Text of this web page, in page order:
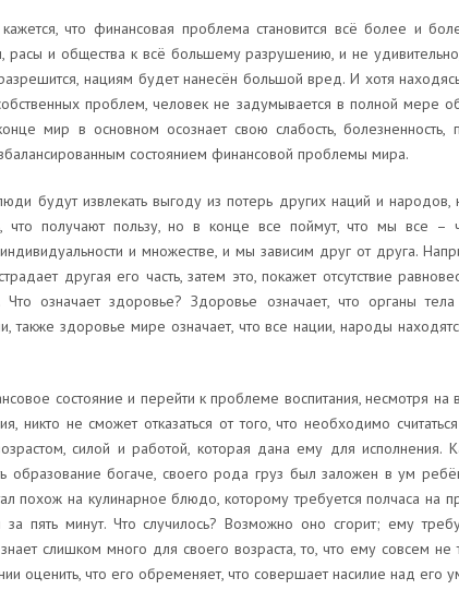
что финансовая проблема становится всё более и
расы и общества к всё большему разрушению, и не
нациям будет нанесён большой вред. И хотя
проблем, человек не задумывается в полной мере
мир в основном осознает свою слабость, болезненность,
состоянием финансовой проблемы мира.
будут извлекать выгоду из потерь других наций и народов,
что получают пользу, но в конце все поймут, что мы все –
и множестве, и мы зависим друг от друга.
другая его часть, затем это, покажет отсутствие
Что означает здоровье? Здоровье означает, что органы
также здоровье мире означает, что все нации, народы
состояние и перейти к проблеме воспитания, несмотря на
никто не сможет отказаться от того, что необходимо
силой и работой, которая дана ему для исполнения.
образование богаче, своего рода груз был заложен в ум
похож на кулинарное блюдо, которому требуется полчаса на
за пять минут. Что случилось? Возможно оно сгорит; ему
слишком много для своего возраста, то, что ему совсем не
оценить, что его обременяет, что совершает насилие над его